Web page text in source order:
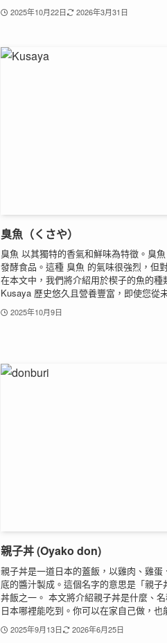
2025年10月22日 2026年3月31日
臭魚（くさや）
臭魚 以其獨特的香氣和鮮味為特徵。臭
發酵食品。這種 臭魚 的氣味很強烈，但
在本文中，我們將介紹用於楔子的魚的種
Kusaya 歷史悠久且營養豐富，即使您從
2025年10月9日
親子丼 (Oyako don)
親子丼是一道日本的蓋飯，以雞肉、雞
底的醬汁製成。這個名字的意思是「親
丼飯之一。 本文將介紹親子丼是什麼、
日本哪裡能吃到。你可以在家自己做，也
2025年9月13日 2026年6月25日